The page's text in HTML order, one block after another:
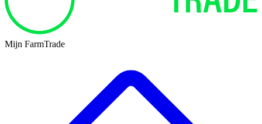
Mijn FarmTrade